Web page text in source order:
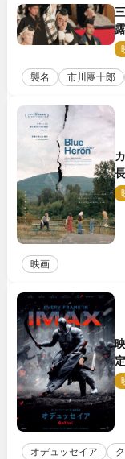
襲名 市川團十郎
映画
オデュッセイア